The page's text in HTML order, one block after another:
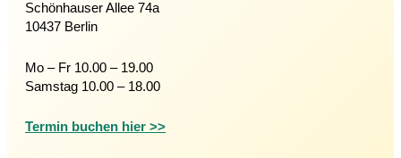
Schönhauser Allee 74a
10437 Berlin
Mo – Fr 10.00 – 19.00
Samstag 10.00 – 18.00
Termin buchen hier >>